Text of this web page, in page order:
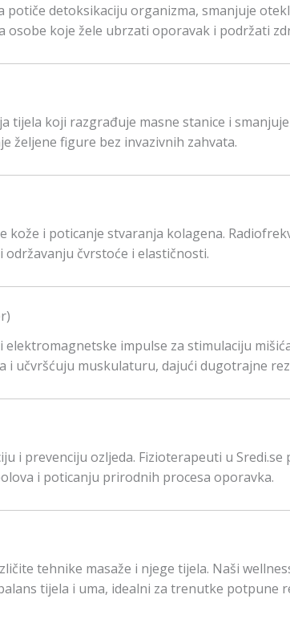
potiče detoksikaciju organizma, smanjuje
osobe koje žele ubrzati oporavak i podržati
koji razgrađuje masne stanice i smanjuje
željene figure bez invazivnih zahvata.
kože i poticanje stvaranja kolagena.
čvrstoće i elastičnosti.
impulse za stimulaciju
i učvršćuju muskulaturu, dajući dugotrajne
i prevenciju ozljeda. Fizioterapeuti u
i poticanju prirodnih procesa oporavka.
tehnike masaže i njege tijela. Naši
tijela i uma, idealni za trenutke potpune